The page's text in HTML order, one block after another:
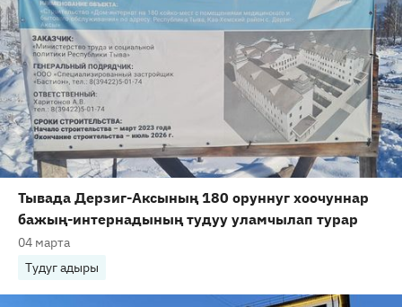
Тывада Дерзиг-Аксының 180 оруннуг хоочуннар
бажың-интернадының тудуу уламчылап турар
04 марта
Тудуг адыры